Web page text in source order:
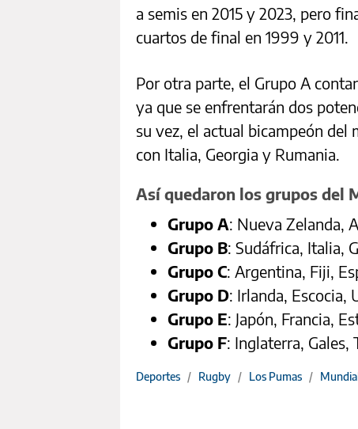
a semis en 2015 y 2023, pero
cuartos de final en 1999 y 2011.
Por otra parte, el Grupo A
ya que se enfrentarán dos
su vez, el actual bicampeón del
con Italia, Georgia y Rumania.
Así quedaron los grupos del
Grupo A: Nueva Zelanda,
Grupo B: Sudáfrica, Italia,
Grupo C: Argentina, Fiji,
Grupo D: Irlanda, Escocia,
Grupo E: Japón, Francia,
Grupo F: Inglaterra, Gales,
Deportes / Rugby / Los Pumas /